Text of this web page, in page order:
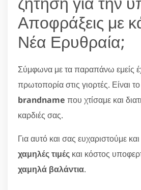
Αποφράξεις με
Νέα Ερυθραία;
Σύμφωνα με τα παραπάνω εμείς
πρωτοπορία στις γιορτές. Είναι
brandname που χτίσαμε και
καρδιές σας.
Για αυτό και σας ευχαριστούμε
χαμηλές τιμές και κόστος
χαμηλά βαλάντια.